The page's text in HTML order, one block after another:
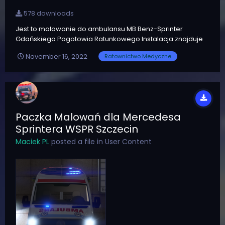
578 downloads
Jest to malowanie do ambulansu MB Benz-Sprinter
Gdańskiego Pogotowia Ratunkowego Instalacja znajduje
November 16, 2022 Ratownictwo Medyczne
Paczka Malowań dla Mercedesa
Sprintera WSPR Szczecin
Maciek PL posted a file in User Content